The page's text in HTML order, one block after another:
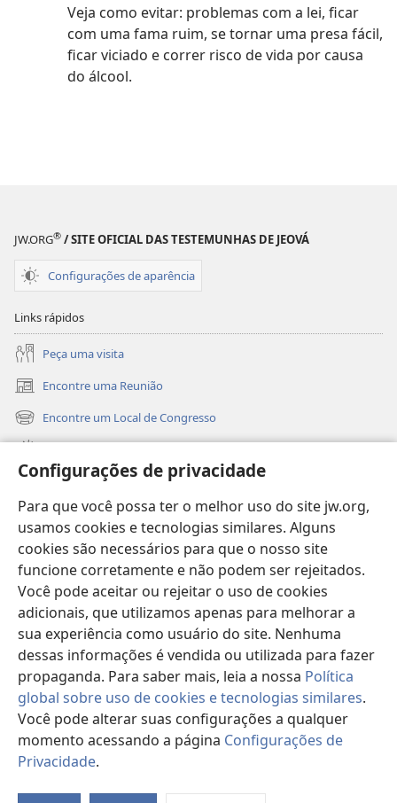
Configurações de privacidade
Para que você possa ter o melhor uso do site jw.org,
usamos cookies e tecnologias similares. Alguns
cookies são necessários para que o nosso site
funcione corretamente e não podem ser rejeitados.
Você pode aceitar ou rejeitar o uso de cookies
adicionais, que utilizamos apenas para melhorar a
sua experiência como usuário do site. Nenhuma
dessas informações é vendida ou utilizada para fazer
propaganda. Para saber mais, leia a nossa Política
global sobre uso de cookies e tecnologias similares.
Você pode alterar suas configurações a qualquer
momento acessando a página Configurações de
Privacidade.
Veja como evitar: problemas com a lei, ficar
com uma fama ruim, se tornar uma presa fácil,
ficar viciado e correr risco de vida por causa
do álcool.
JW.ORG® / SITE OFICIAL DAS TESTEMUNHAS DE JEOVÁ
Configurações de aparência
Links rápidos
Peça uma visita
Encontre uma Reunião
(abre
nova
janela)
Encontre um Local de Congresso
(abre
nova
Vídeos
Buscar
Donativos
(abre
nova
janela)Biblioteca On-line da Torre de Vigia™
(abre
nova
janela) JW Hub ®
(abre
nova
janela)
Copyright© 2026 Watch Tower Bible and Tract Society of Pennsylvania.
TERMOS DE USO